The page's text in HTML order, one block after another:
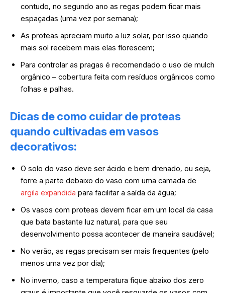
contudo, no segundo ano as regas podem ficar mais
espaçadas (uma vez por semana);
As proteas apreciam muito a luz solar, por isso quando
mais sol recebem mais elas florescem;
Para controlar as pragas é recomendado o uso de mulch
orgânico – cobertura feita com resíduos orgânicos como
folhas e palhas.
Dicas de como cuidar de proteas
quando cultivadas em vasos
decorativos:
O solo do vaso deve ser ácido e bem drenado, ou seja,
forre a parte debaixo do vaso com uma camada de
argila expandida para facilitar a saída da água;
Os vasos com proteas devem ficar em um local da casa
que bata bastante luz natural, para que seu
desenvolvimento possa acontecer de maneira saudável;
No verão, as regas precisam ser mais frequentes (pelo
menos uma vez por dia);
No inverno, caso a temperatura fique abaixo dos zero